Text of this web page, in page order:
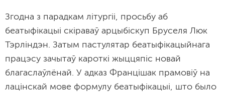
Згодна з парадкам літургіі, просьбу аб
беатыфікацыі скіраваў арцыбіскуп Бруселя Люк
Тэрліндэн. Затым пастулятар беатыфікацыйнага
працэсу зачытаў кароткі жыццяпіс новай
благаслаўлёнай. У адказ Францішак прамовіў на
лацінскай мове формулу беатыфікацыі, што было